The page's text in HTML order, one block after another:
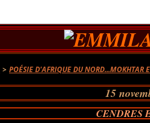
> POÉSIE D'AFRIQUE DU NORD...MOKHTAR
15
CENDRES